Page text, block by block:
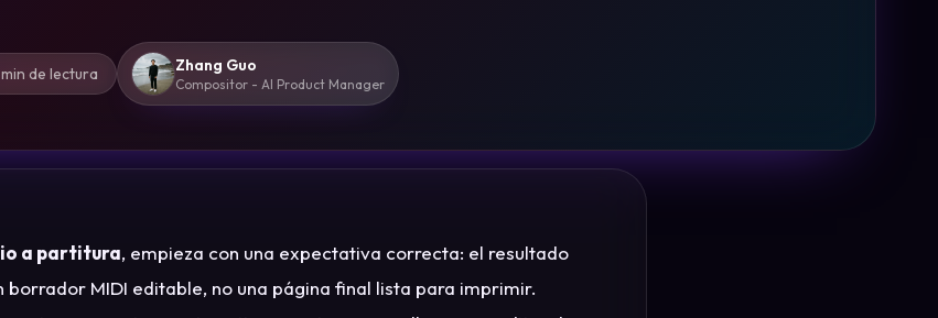
de lectura Zhang Guo
Compositor - AI Product Manager
a partitura, empieza con una expectativa correcta: el resultado
borrador MIDI editable, no una página final lista para imprimir.